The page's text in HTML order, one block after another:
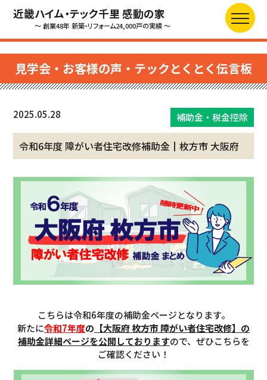
近畿ハイム・テック千里 感動の家
～ 創業48年 新築・リフォーム24,000戸の実績 ～
見学会・お客様の声・テックとくとく伝言板
2025.05.28 補助金・税金控除
令和6年度 障がい者住宅改修補助金┃枚方市 大阪府
こちらは令和6年度の補助金ページとなります。
新たに令和7年度の 【大阪府 枚方市 障がい者住宅改修】の
補助金詳細ページを公開しておりますので、ぜひこちらを
ご確認ください！